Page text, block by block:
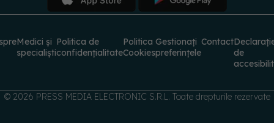
Medici și
specialiști
Politica de
confidențialitate
Politica
Cookies
Gestionați
preferințele
Contact
de
© 2026 PRESS MEDIA ELECTRONIC S.R.L. Toate drepturile rezervate